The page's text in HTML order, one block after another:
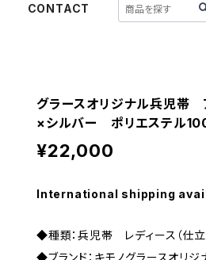
CONTACT
グラースオリジナル兵児帯
×シルバー ポリエステル
¥22,000
International shipping
◆種類：兵児帯 レディース（仕立